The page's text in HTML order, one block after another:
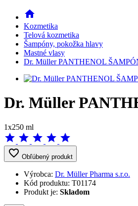
home
Kozmetika
Telová kozmetika
Šampóny, pokožka hlavy
Mastné vlasy
Dr. Müller PANTHENOL
Dr. Müller
1x250 ml
star star star star star
favorite_border Obľúbený produkt
Výrobca: Dr. Müller Pharma s.r.o.
Kód produktu: T01174
Produkt je: Skladom